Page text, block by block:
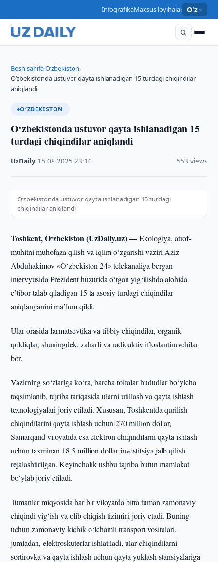
InfografikaMaxsus loyihalar O'z
Bosh sahifa›O‘zbekiston›
O‘zbekistonda ustuvor qayta ishlanadigan 15 turdagi chiqindilar
aniqlandi
O‘ZBEKISTON
O‘zbekistonda ustuvor qayta ishlanadigan 15
turdagi chiqindilar aniqlandi
UzDaily 15.08.2025 ·23:10 553 views
O‘zbekistonda ustuvor qayta ishlanadigan 15 turdagi
chiqindilar aniqlandi
Toshkent, O‘zbekiston (UzDaily.uz) —Ekologiya, atrof-
muhitni muhofaza qilish va iqlim o‘zgarishi vaziri Aziz
Abduhakimov «O‘zbekiston 24» telekanaliga bergan
intervyusida Prezident huzurida o‘tgan yig‘ilishda alohida
eʼtibor talab qiladigan 15 ta asosiy turdagi chiqindilar
aniqlanganini maʼlum qildi.
Ular orasida farmatsevtika va tibbiy chiqindilar, organik
qoldiqlar, shuningdek, zaharli va radioaktiv ifloslantiruvchilar
bor.
Vazirning so‘zlariga ko‘ra, barcha toifalar hududlar bo‘yicha
taqsimlanib, tajriba tariqasida ularni utillash va qayta ishlash
texnologiyalari joriy etiladi. Xususan, Toshkentda qurilish
chiqindilarini qayta ishlash uchun 270 million dollar,
Samarqand viloyatida esa elektron chiqindilarni qayta ishlash
uchun taxminan 18,5 million dollar investitsiya jalb qilish
rejalashtirilgan. Keyinchalik ushbu tajriba butun mamlakat
bo‘ylab joriy etiladi.
Tumanlar miqyosida har bir viloyatda bitta tuman zamonaviy
chiqindi yig‘ish va olib chiqish tizimini joriy etadi. Buning
uchun zamonaviy kichik o‘lchamli transport vositalari,
jumladan, elektroskuterlar ishlatiladi, ular chiqindilarni
sortirovka va qayta ishlash uchun qayta yuklash stansiyalariga